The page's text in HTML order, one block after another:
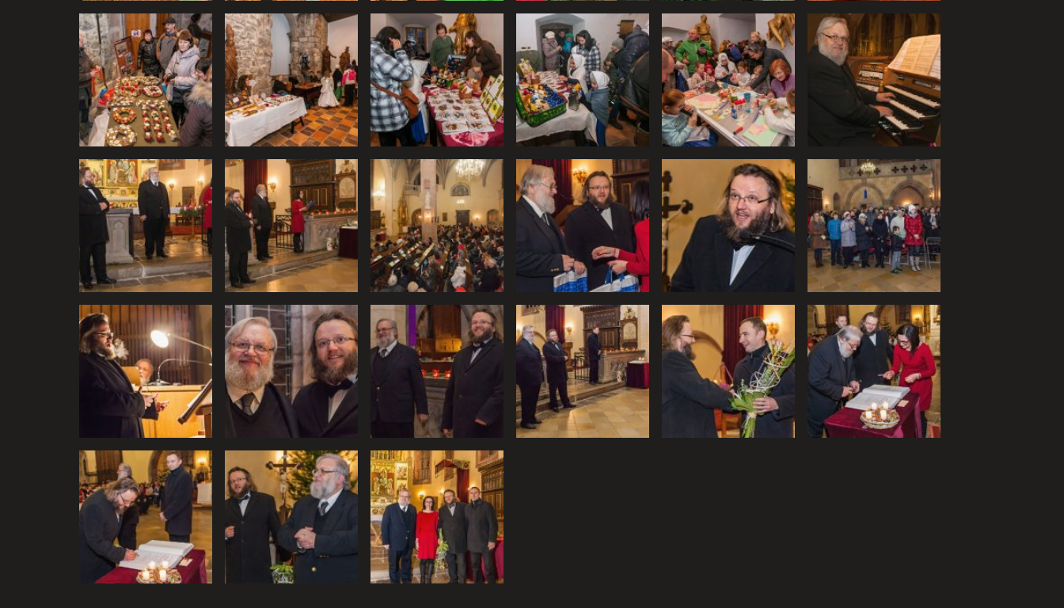
Technické cookies
Technické súbory cookie sú pre prevádzku nevyhnutné a pomáhajú urobiť webové stránky uplatniteľnými tým, že
umožňujú základné funkcie, ako je navigácia na stránke a prístup k zabezpečeným oblastiam webovej stránky. Bez týchto
súborov cookie nemôže web správne fungovať.
Analytické cookies
stránky optimalizovať a ponúknuť im lepšiu skúsenosť. Všetky dáta sa zbierajú anonymne a nie je možné ich spojiť s
konkrétnou osobou.
POVOLIŤ VŠETKO ULOŽIŤ NASTAVENIA